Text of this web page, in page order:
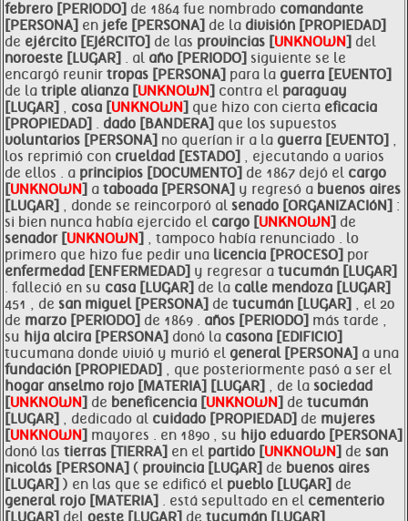
febrero [PERIODO] de 1864 fue nombrado comandante
[PERSONA] en jefe [PERSONA] de la división [PROPIEDAD]
de ejército [EJéRCITO] de las provincias [UNKNOWN] del
noroeste [LUGAR] . al año [PERIODO] siguiente se le
encargó reunir tropas [PERSONA] para la guerra [EVENTO]
de la triple alianza [UNKNOWN] contra el paraguay
[LUGAR] , cosa [UNKNOWN] que hizo con cierta eficacia
[PROPIEDAD] . dado [BANDERA] que los supuestos
voluntarios [PERSONA] no querían ir a la guerra [EVENTO] ,
los reprimió con crueldad [ESTADO] , ejecutando a varios
de ellos . a principios [DOCUMENTO] de 1867 dejó el cargo
[UNKNOWN] a taboada [PERSONA] y regresó a buenos aires
[LUGAR] , donde se reincorporó al senado [ORGANIZACIóN] :
si bien nunca había ejercido el cargo [UNKNOWN] de
senador [UNKNOWN] , tampoco había renunciado . lo
primero que hizo fue pedir una licencia [PROCESO] por
enfermedad [ENFERMEDAD] y regresar a tucumán [LUGAR]
. falleció en su casa [LUGAR] de la calle mendoza [LUGAR]
451 , de san miguel [PERSONA] de tucumán [LUGAR] , el 20
de marzo [PERIODO] de 1869 . años [PERIODO] más tarde ,
su hija alcira [PERSONA] donó la casona [EDIFICIO]
tucumana donde vivió y murió el general [PERSONA] a una
fundación [PROPIEDAD] , que posteriormente pasó a ser el
hogar anselmo rojo [MATERIA] [LUGAR] , de la sociedad
[UNKNOWN] de beneficencia [UNKNOWN] de tucumán
[LUGAR] , dedicado al cuidado [PROPIEDAD] de mujeres
[UNKNOWN] mayores . en 1890 , su hijo eduardo [PERSONA]
donó las tierras [TIERRA] en el partido [UNKNOWN] de san
nicolás [PERSONA] ( provincia [LUGAR] de buenos aires
[LUGAR] ) en las que se edificó el pueblo [LUGAR] de
general rojo [MATERIA] . está sepultado en el cementerio
[LUGAR] del oeste [LUGAR] de tucumán [LUGAR]